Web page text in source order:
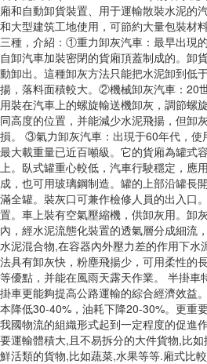
廂和自動卸貨裝置、用于運輸散裝水泥的
和大型建筑工地使用，可節約大量包裝材
三種，介紹：①重力卸灰汽車：最早出現
自卸汽車加裝密閉的貨廂頂蓋制成的。卸
動卸出。這種卸灰方法只能把水泥卸到低
揚，落料面積較大。②機械卸灰汽車：20
用裝在汽車上的螺旋輸送機卸灰，調節螺
同高度的位置，并能減少水泥飛揚，但卸
損。 ③氣力卸灰汽車：出現于60年代，使
最大載重量已近百噸級。它的貨廂為罐式
上。臥式罐重心較低，汽車行駛穩定，應
成，也可用玻璃鋼制造。罐的上部沿罐長
滿全罐。裝灰口可兼作檢修人員的出入口
置。車上裝有空氣壓縮機，供卸灰用。卸
內，經水泥流態化裝置的透氣層分成細流
水泥混合物,在容器內外壓力差的作用下水
法具有卸灰快，粉塵飛揚少，可用柔性的
等優點，并能在風雨天露天作業。 半掛車
掛車更能夠提高公路運輸的綜合經濟效益
本降低30-40%，油耗下降20-30%。更重
我國物流的組織形式起到一定程度的促進
要運輸體積大,且不易拆分的大件貨物,比
鮮活類的貨物,比如蔬菜,水果等等.廂式比